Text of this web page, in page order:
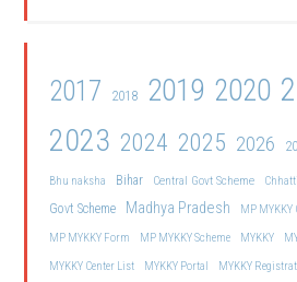
2017 2018 2019 2020
2023 2024 2025 2026
Bhu naksha Bihar Central Govt Scheme
Govt Scheme Madhya Pradesh
MP
MP MYKKY Form
MP MYKKY Scheme MYKKY
MYKKY Center List
MYKKY Portal MYKKY